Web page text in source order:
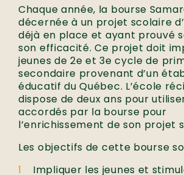
Chaque année, la bourse
décernée à un projet scolaire
déjà en place et ayant prouvé
son efficacité. Ce projet doit
jeunes de 2e et 3e cycle de
secondaire provenant d’un
éducatif du Québec. L’école
dispose de deux ans pour
accordés par la bourse pour
l’enrichissement de son projet
Les objectifs de cette bourse
Impliquer les jeunes et